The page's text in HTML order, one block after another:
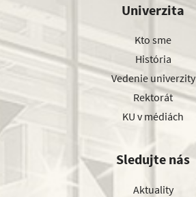
Univerzita
Kto sme
História
Vedenie univerzity
Rektorát
KU v médiách
Sledujte nás
Aktuality